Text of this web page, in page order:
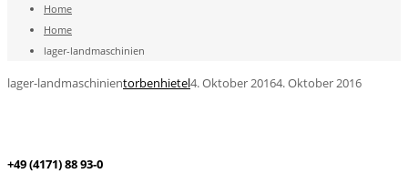
Home
Home
lager-landmaschinien
lager-landmaschinientorbenhietel4. Oktober 20164. Oktober 2016
+49 (4171) 88 93-0